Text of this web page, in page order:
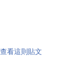
看這則貼文